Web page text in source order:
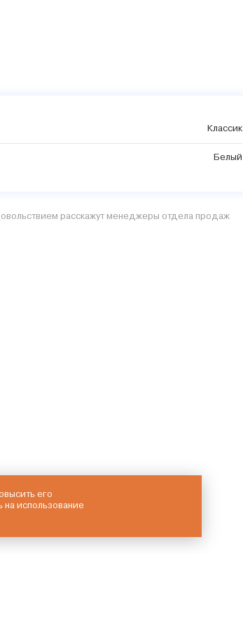
Классик
Белый
расскажут менеджеры отдела продаж
его
на использование